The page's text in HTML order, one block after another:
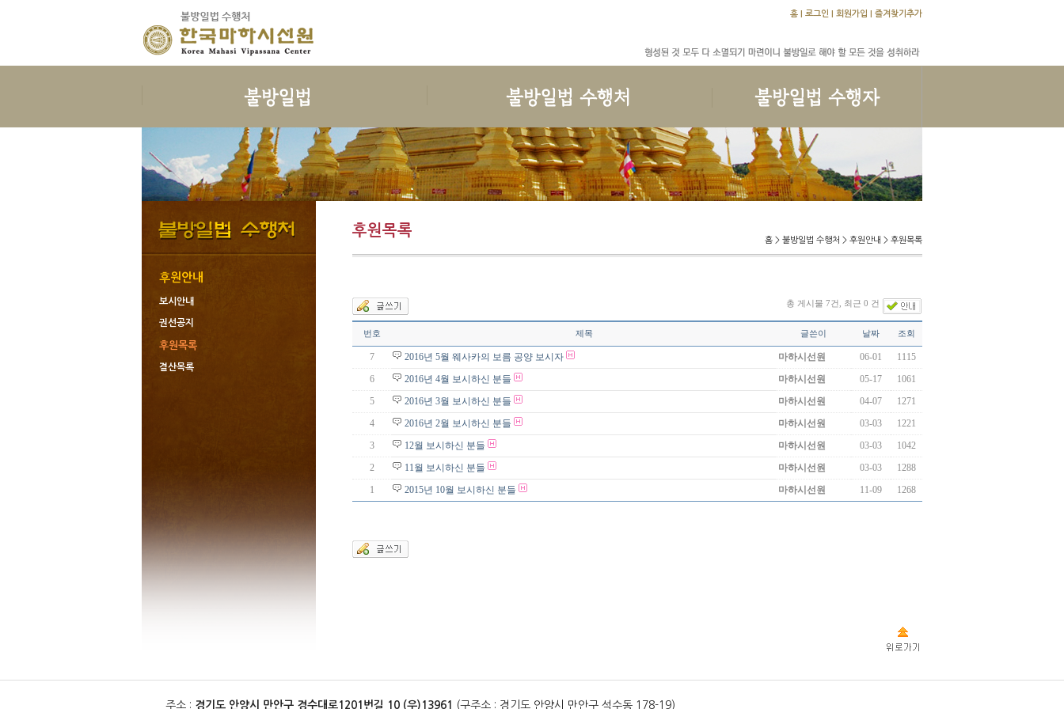
홈 로그인 회원가입 즐겨찾기추가
보시의 정의
보시의 이익
보시의 대상
보시의 청정
보시관련법문
지계
삼귀의
삼보공덕
포살
불자예절
수행
예불독송
청법
보호명상
위빳사나
한국마하시선원
인사말
연혁
오시는 길
선원일정
공지사항
월간일정
후원안내
보시안내
권선공지
교학문답
수행문답
앨범
후원안내
보시안내
권선공지
후원목록
결산목록
후원목록
홈 > 불방일법 수행처 > 후원안내 > 후원목록
총 게시물 7건, 최근 0 건
번호 제목 글쓴이 날짜 조회
7 2016년 5월 웨사카의 보름 공양 보시자 마하시선원 06-01
1115
6
2016년 4월 보시하신 분들 마하시선원 05-17
1061
5
2016년 3월 보시하신 분들 마하시선원 04-07
1271
4
2016년 2월 보시하신 분들 마하시선원 03-03
1221
3
12월 보시하신 분들 마하시선원 03-03
1042
2
11월 보시하신 분들 마하시선원 03-03
1288
1
2015년 10월 보시하신 분들 마하시선원 11-09 1268
주소 : 경기도 안양시 만안구 경수대로1201번길 10 (우)13961 (구주소 : 경기도 안양시 만안구 석수동 178-19)